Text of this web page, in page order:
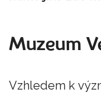
Muzeum
Vzhledem k